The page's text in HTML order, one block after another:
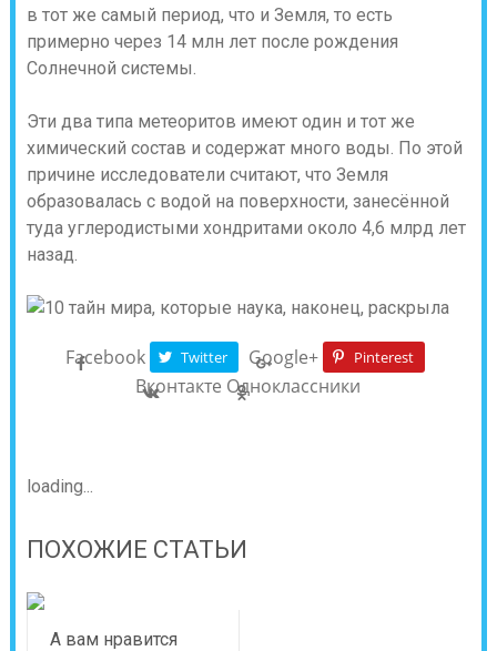
в тот же самый период, что и Земля, то есть
примерно через 14 млн лет после рождения
Солнечной системы.
Эти два типа метеоритов имеют один и тот же
химический состав и содержат много воды. По этой
причине исследователи считают, что Земля
образовалась с водой на поверхности, занесённой
туда углеродистыми хондритами около 4,6 млрд лет
назад.
Facebook Twitter Google+ Pinterest
Вконтакте Одноклассники
loading...
ПОХОЖИЕ СТАТЬИ
А вам нравится